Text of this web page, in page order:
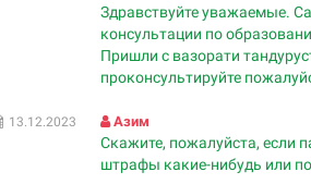
Здравствуйте уважаемые.
консультации по
Пришли с вазорати
проконсультируйте
13.12.2023 Азим
Скажите, пожалуйста, если
штрафы какие-нибудь или